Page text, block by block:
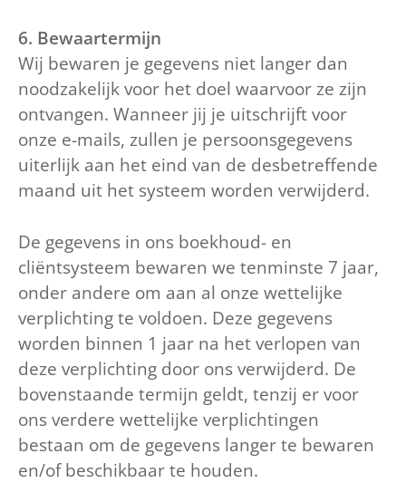
6. Bewaartermijn
Wij bewaren je gegevens niet langer dan
noodzakelijk voor het doel waarvoor ze zijn
ontvangen. Wanneer jij je uitschrijft voor
onze e-mails, zullen je persoonsgegevens
uiterlijk aan het eind van de desbetreffende
maand uit het systeem worden verwijderd.
De gegevens in ons boekhoud- en
cliëntsysteem bewaren we tenminste 7 jaar,
onder andere om aan al onze wettelijke
verplichting te voldoen. Deze gegevens
worden binnen 1 jaar na het verlopen van
deze verplichting door ons verwijderd. De
bovenstaande termijn geldt, tenzij er voor
ons verdere wettelijke verplichtingen
bestaan om de gegevens langer te bewaren
en/of beschikbaar te houden.